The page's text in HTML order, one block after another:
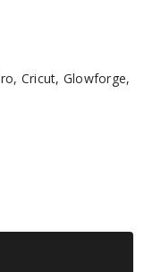
Cricut, Glowforge,